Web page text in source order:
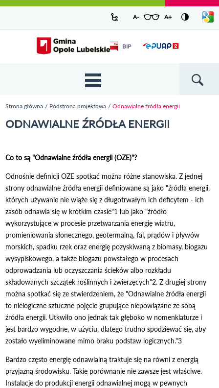
do
mapy
strony
do
menu
wyszukiwarki
ścieżki
nawigacyjnej
kategorii
aktualności
do
treści
kalendarza
wydarzeń
do
galerii
zdjęć
do
stopki
Urząd Miejski w Opolu Lubelskim -
oficjalny serwis
A-pomniejsz czcionkę
Zresetuj czcionkę
A+powiększ czcionkę
listę
Przejdź do strony startowej
BIPOdnośnik
{{
menu'
| t }}
Strona główna Podstrona projektowa Odnawialne źródła energii
ODNAWIALNE ŹRÓDŁA ENERGII
Co to są "Odnawialne źródła energii (OZE)"?
Odnośnie definicji OZE spotkać można różne stanowiska. Z jednej
strony odnawialne źródła energii definiowane są jako "źródła energii,
których używanie nie wiąże się z długotrwałym ich deficytem - ich
zasób odnawia się w krótkim czasie"1 lub jako "źródło
wykorzystujące w procesie przetwarzania energię wiatru,
promieniowania słonecznego, geotermalną, fal, prądów i pływów
morskich, spadku rzek oraz energię pozyskiwaną z biomasy, biogazu
wysypiskowego, a także biogazu powstałego w procesach
odprowadzania lub oczyszczania ścieków albo rozkładu
składowanych szczątek roślinnych i zwierzęcych"2. Z drugiej strony
można spotkać się ze stwierdzeniem, że "Odnawialne źródła energii
to nielogiczne sztuczne pojęcie grupujące niepowiązane ze sobą
źródła energii. Utkwiło ono jednak tak głęboko w nomenklaturze i
jest bardzo wygodne, w użyciu, dlatego trudno spodziewać się, aby
zostało wyeliminowane mimo braku podstaw logicznych."3
Bardzo często energię odnawialną traktuje się na równi z energią
przyjazną środowisku. Takie porównanie nie zawsze jest właściwe.
Instalacje do produkcji energii odnawialnej mogą w pewnych